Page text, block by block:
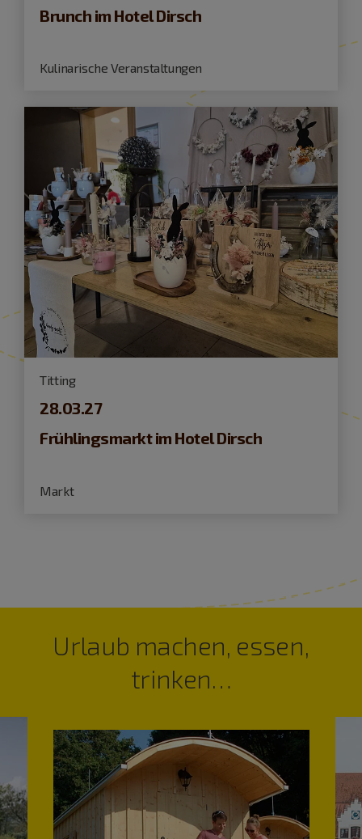
Brunch im Hotel Dirsch
Kulinarische Veranstaltungen
Titting
28.03.27
Frühlingsmarkt im Hotel Dirsch
Markt
Urlaub machen, essen,
trinken…